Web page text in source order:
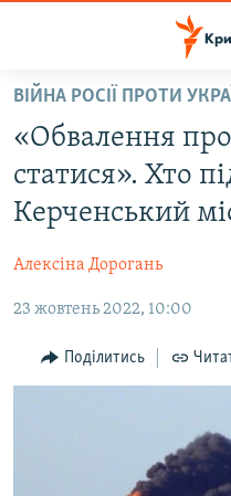
Перейти
основного
матеріалу
Перейти
до
основної
Перейти
пошуку
НОВИНИ
ВІДЕО ТА ФОТО
БЛОГИ
ПОГЛЯД
ІНТЕРВ'Ю
ЯК ОБІЙТИ БЛОКУВАННЯ
ВІЙНА РОСІЇ ПРОТИ
«Обвалення
статися». Хто
Керченський
Алексіна Дорогань
23 жовтень 2022, 10:00
Поділитись